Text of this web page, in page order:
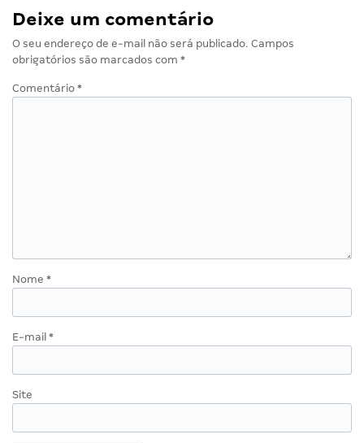
Deixe um comentário
O seu endereço de e-mail não será publicado. Campos
obrigatórios são marcados com *
Comentário *
Nome *
E-mail *
Site